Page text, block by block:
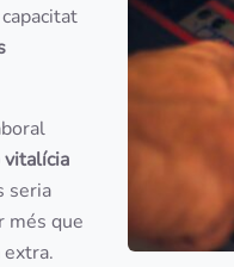
vitalícia
seria
més que
extra.